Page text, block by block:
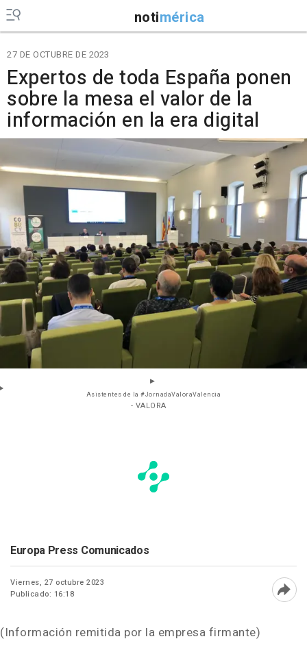
notimérica
27 DE OCTUBRE DE 2023
Expertos de toda España ponen
sobre la mesa el valor de la
información en la era digital
Asistentes de la #JornadaValoraValencia
- VALORA
Europa Press Comunicados
Viernes, 27 octubre 2023
Publicado: 16:18
(Información remitida por la empresa firmante)